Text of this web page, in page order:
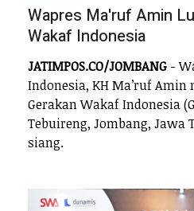
Wapres Ma'ruf Amin
Wakaf Indonesia
JATIMPOS.CO/JOMBANG -
Indonesia, KH Ma’ruf
Gerakan Wakaf Indonesia
Tebuireng, Jombang, Jawa
siang.